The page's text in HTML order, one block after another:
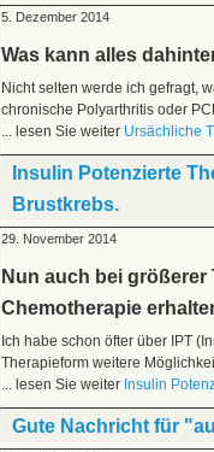
5. Dezember 2014
Was kann alles
Nicht selten werde ich gefragt,
chronische Polyarthritis oder
... lesen Sie weiter Ursächliche
Insulin Potenzierte
Brustkrebs.
29. November 2014
Nun auch bei
Chemotherapie
Ich habe schon öfter über IPT
Therapieform weitere
... lesen Sie weiter Insulin
Gute Nachricht für